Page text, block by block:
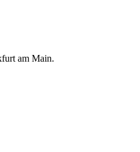
am Main.